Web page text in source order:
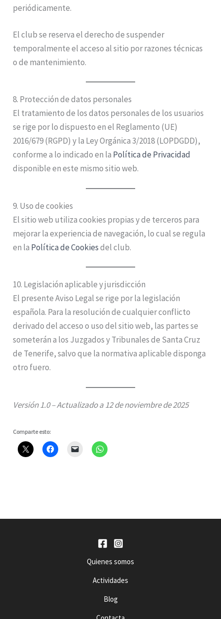
periódicamente.
El club se reserva el derecho de suspender
temporalmente el acceso al sitio por razones técnicas
o de mantenimiento.
8. Protección de datos personales
El tratamiento de los datos personales de los usuarios
se rige por lo dispuesto en el Reglamento (UE)
2016/679 (RGPD) y la Ley Orgánica 3/2018 (LOPDGDD),
conforme a lo indicado en la Política de Privacidad
disponible en este mismo sitio web.
9. Uso de cookies
El sitio web utiliza cookies propias y de terceros para
mejorar la experiencia de navegación, lo cual se regula
en la Política de Cookiesdel club.
10. Legislación aplicable y jurisdicción
El presente Aviso Legal se rige por la legislación
española. Para la resolución de cualquier conflicto
derivado del acceso o uso del sitio web, las partes se
someterán a los Juzgados y Tribunales de Santa Cruz
de Tenerife, salvo que la normativa aplicable disponga
otro fuero.
Versión 1.0 – Actualizado a 12 de noviembre de 2025
Comparte esto:
Quienes somos
Actividades
Blog